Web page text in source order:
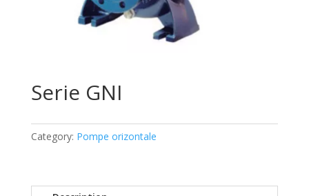
Serie GNI
Category: Pompe orizontale